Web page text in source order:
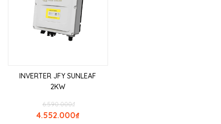
INVERTER JFY SUNLEAF
2KW
₫
6.590.000
₫
4.552.000